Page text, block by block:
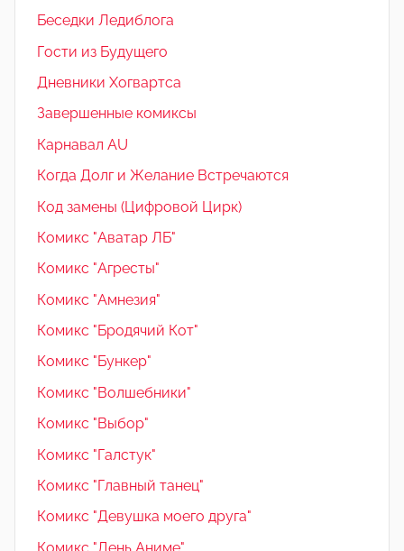
Беседки Ледиблога
Гости из Будущего
Дневники Хогвартса
Завершенные комиксы
Карнавал AU
Когда Долг и Желание Встречаются
Код замены (Цифровой Цирк)
Комикс "Аватар ЛБ"
Комикс "Агресты"
Комикс "Амнезия"
Комикс "Бродячий Кот"
Комикс "Бункер"
Комикс "Волшебники"
Комикс "Выбор"
Комикс "Галстук"
Комикс "Главный танец"
Комикс "Девушка моего друга"